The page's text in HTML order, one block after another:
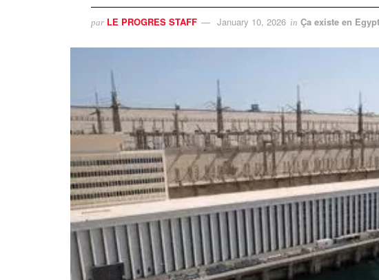
par LE PROGRES STAFF January 10, 2026 in Ça existe en